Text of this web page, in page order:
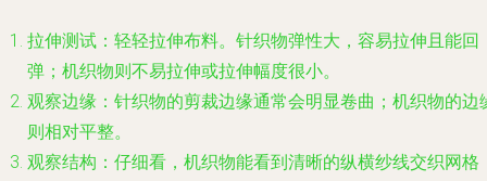
拉伸测试 ：轻轻拉伸布料。针织物弹性大，容易拉伸且能回
弹；机织物则不易拉伸或拉伸幅度很小。
观察边缘 ：针织物的剪裁边缘通常会明显卷曲 ；机织物的边
则相对平整。
观察结构 ：仔细看，机织物能看到清晰的纵横纱线交织网格